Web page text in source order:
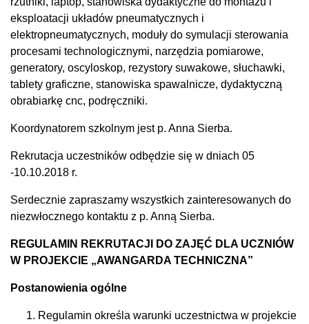
eksploatacji układów pneumatycznych i
elektropneumatycznych, moduły do symulacji sterowania
procesami technologicznymi, narzędzia pomiarowe,
generatory, oscyloskop, rezystory suwakowe, słuchawki,
tablety graficzne, stanowiska spawalnicze, dydaktyczną
obrabiarkę cnc, podręczniki.
Koordynatorem szkolnym jest p. Anna Sierba.
Rekrutacja uczestników odbędzie się w dniach 05
-10.10.2018 r.
Serdecznie zapraszamy wszystkich zainteresowanych do
niezwłocznego kontaktu z p. Anną Sierba.
REGULAMIN REKRUTACJI DO ZAJĘĆ DLA UCZNIÓW
W PROJEKCIE „AWANGARDA TECHNICZNA”
Postanowienia ogólne
Regulamin określa warunki uczestnictwa w projekcie